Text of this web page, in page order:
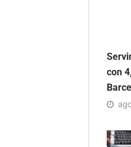
con